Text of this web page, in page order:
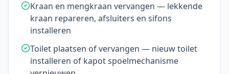
Kraan en mengkraan vervangen — lekkende
kraan repareren, afsluiters en sifons
installeren
Toilet plaatsen of vervangen — nieuw toilet
installeren of kapot spoelmechanisme